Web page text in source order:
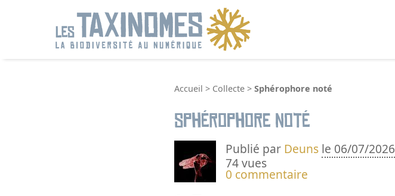
Accueil > Collecte > Sphérophore noté
Sphérophore noté
Publié par Deuns le 06/07/2026
74 vues
0 commentaire